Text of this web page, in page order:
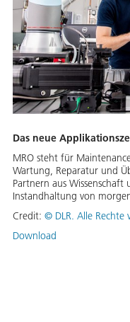
Das neue
MRO steht für
Wartung, Reparatur und
Partnern aus
Instandhaltung von
Credit: © DLR. Alle Rechte
Download